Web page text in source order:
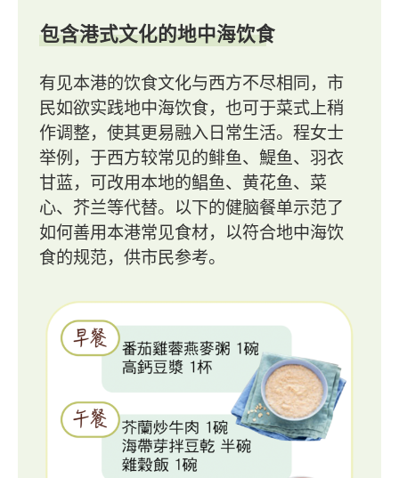
包含港式文化的地中海饮食
有见本港的饮食文化与西方不尽相同，市
民如欲实践地中海饮食，也可于菜式上稍
作调整，使其更易融入日常生活。程女士
举例，于西方较常见的鲱鱼、鯷鱼、羽衣
甘蓝，可改用本地的鲳鱼、黄花鱼、菜
心、芥兰等代替。以下的健脑餐单示范了
如何善用本港常见食材，以符合地中海饮
食的规范，供市民参考。